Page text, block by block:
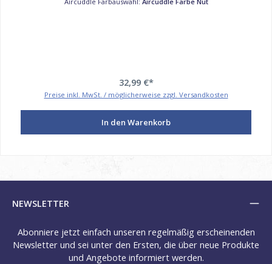
32,99 €*
Preise inkl. MwSt. / möglicherweise zzgl. Versandkosten
In den Warenkorb
NEWSLETTER
Abonniere jetzt einfach unseren regelmäßig erscheinenden
Newsletter und sei unter den Ersten, die über neue Produkte
und Angebote informiert werden.